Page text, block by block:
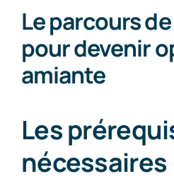
Le parcours
pour devenir
amiante
Les
nécessaires